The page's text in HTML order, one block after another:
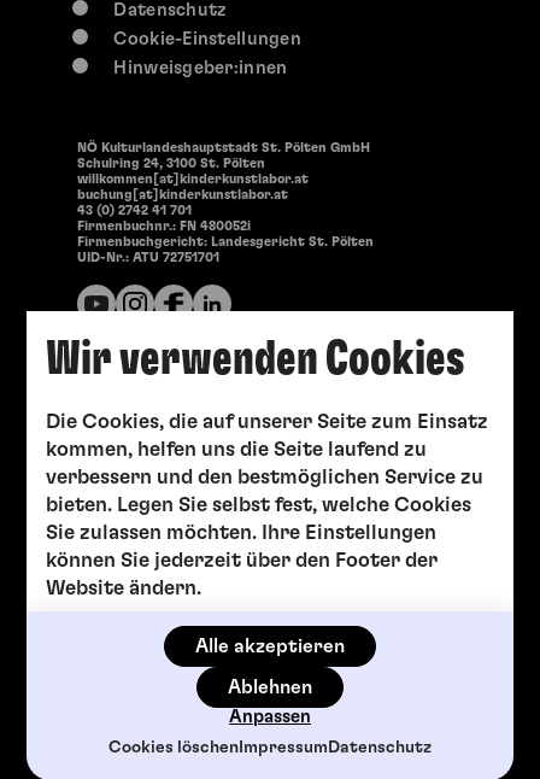
Wir verwenden Cookies
Die Cookies, die auf unserer Seite zum Einsatz
kommen, helfen uns die Seite laufend zu
verbessern und den bestmöglichen Service zu
bieten. Legen Sie selbst fest, welche Cookies
Sie zulassen möchten. Ihre Einstellungen
können Sie jederzeit über den Footer der
Website ändern.
Alle akzeptieren
Ablehnen
Anpassen
Cookies löschen Impressum Datenschutz
0-117 Jahre
14:30 Uhr
Offenen Werkstätten
NÖ Kulturlandeshauptstadt St. Pölten GmbH
Schulring 24, 3100 St. Pölten
willkommen[at]kinderkunstlabor.at
buchung[at]kinderkunstlabor.at
43 (0) 2742 41 701
Firmenbuchnr.: FN 480052i
Firmenbuchgericht: Landesgericht St. Pölten
UID-Nr.: ATU 72751701
Datenschutz
Cookie-Einstellungen
Hinweisgeber:innen